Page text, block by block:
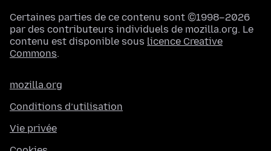
Certaines parties de ce contenu sont ©1998–2026
par des contributeurs individuels de mozilla.org. Le
contenu est disponible sous licence Creative
Commons.
mozilla.org
Conditions d’utilisation
Vie privée